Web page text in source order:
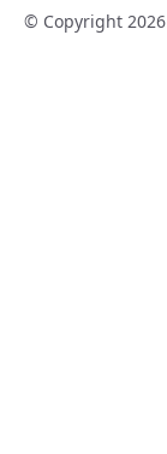
© Copyright 2026